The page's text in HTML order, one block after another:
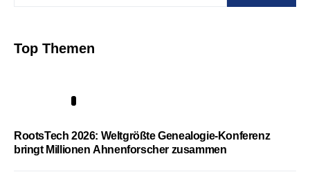
Top Themen
RootsTech 2026: Weltgrößte Genealogie-Konferenz
bringt Millionen Ahnenforscher zusammen